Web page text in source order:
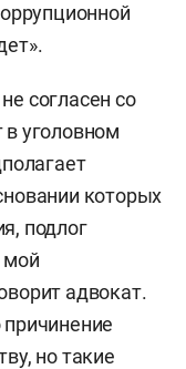
согласен со
уголовном
которых
подлог
мой
адвокат.
но такие